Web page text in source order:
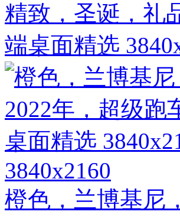
精致，圣诞，礼
端桌面精选
3840x2160
橙色，兰博基尼